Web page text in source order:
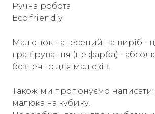
Ручна робота
Еco friendly
Малюнок нанесений на виріб -
гравірування (не фарба) -
безпечно для малюків.
Також ми пропонуємо написати
малюка на кубику.